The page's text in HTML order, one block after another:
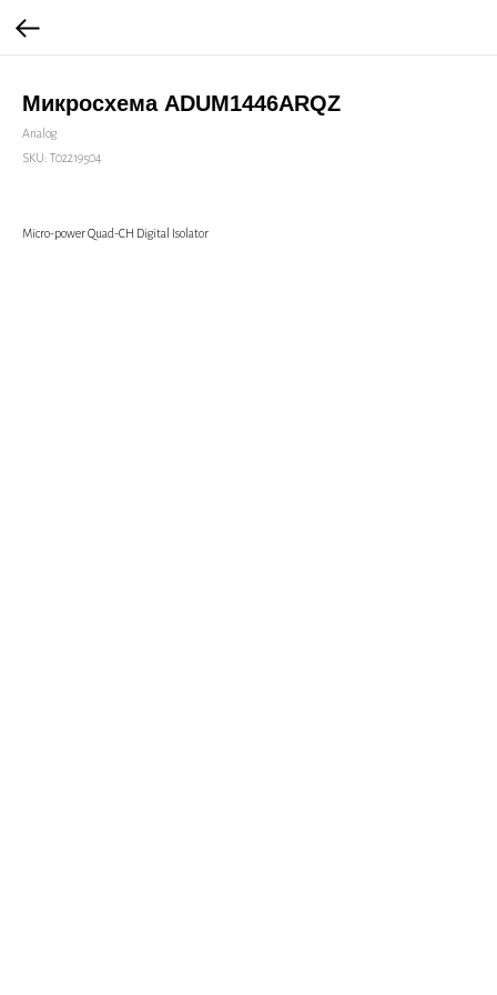
Микросхема ADUM1446ARQZ
Analog
SKU: Т02219504
Micro-power Quad-CH Digital Isolator